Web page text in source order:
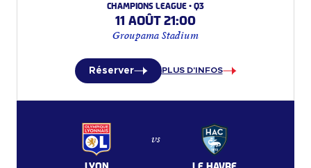
Champions League • Q3
11 août 21:00
Groupama Stadium
PLUS D'INFOS
Réserver
vs